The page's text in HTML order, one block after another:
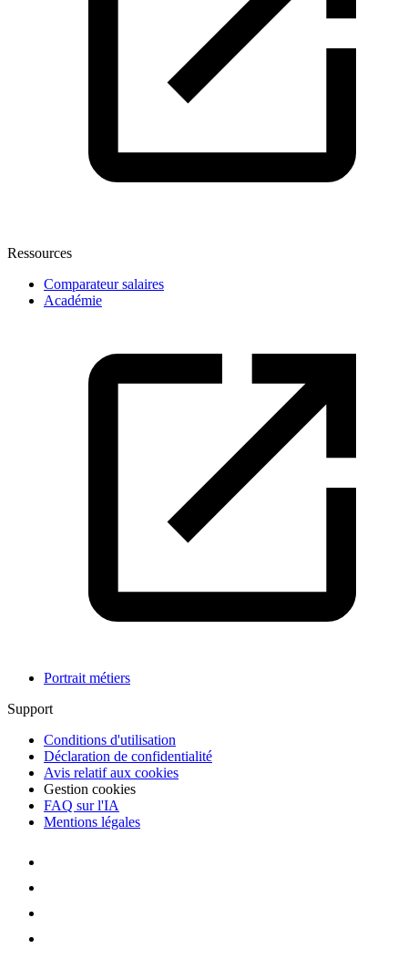
Ressources
Comparateur salaires
Académie
Portrait métiers
Support
Conditions d'utilisation
Déclaration de confidentialité
Avis relatif aux cookies
Gestion cookies
FAQ sur l'IA
Mentions légales